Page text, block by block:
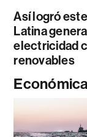
Así logró
Latina
electricidad
renovables